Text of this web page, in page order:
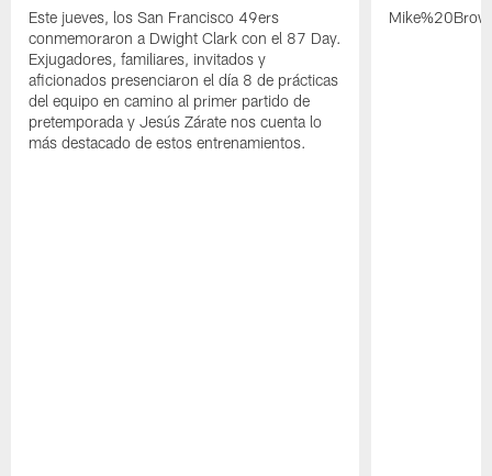
Este jueves, los San Francisco 49ers
conmemoraron a Dwight Clark con el 87 Day.
Exjugadores, familiares, invitados y
aficionados presenciaron el día 8 de prácticas
del equipo en camino al primer partido de
pretemporada y Jesús Zárate nos cuenta lo
más destacado de estos entrenamientos.